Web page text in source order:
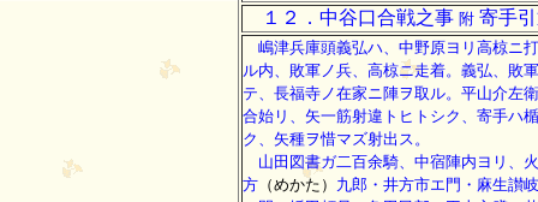
１２．中谷口合戦之事 附 寄手
嶋津兵庫頭義弘ハ、中野原ヨリ高椋ニ
ル内、敗軍ノ兵、高椋ニ走着。義弘、敗
テ、長福寺ノ在家ニ陣ヲ取ル。平山介左
合始リ、矢一筋射違トヒトシク、寄手ハ
ク、矢種ヲ惜マズ射出ス。
山田図書ガ二百余騎、中宿陣内ヨリ、
方 （めかた） 九郎・井方市エ門・麻生讃